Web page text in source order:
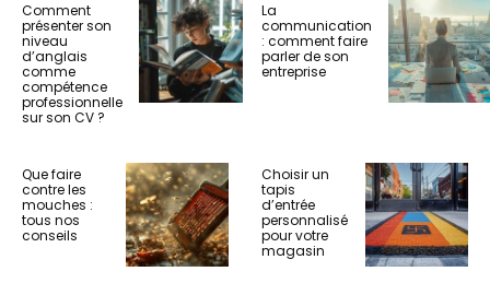
Comment
présenter son
niveau
d’anglais
comme
compétence
professionnelle
sur son CV ?
La
communication
: comment faire
parler de son
entreprise
Que faire
contre les
mouches :
tous nos
conseils
Choisir un
tapis
d’entrée
personnalisé
pour votre
magasin